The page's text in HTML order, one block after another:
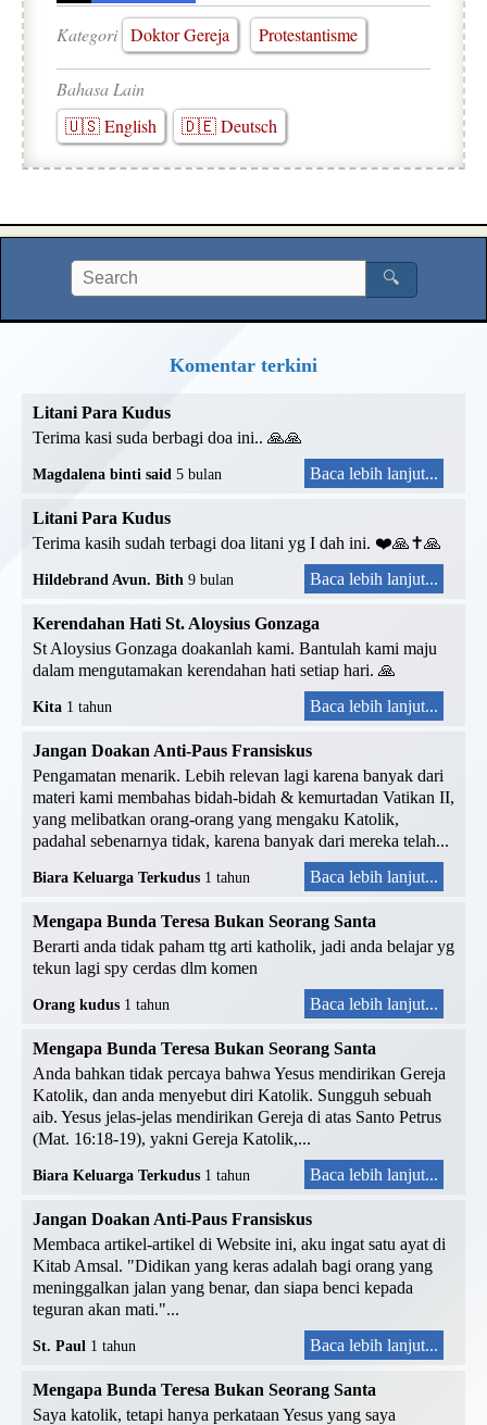
Kategori Doktor Gereja Protestantisme
Bahasa Lain
🇺🇸 English
🇩🇪 Deutsch
🔍
Komentar terkini
Litani Para Kudus
Terima kasi suda berbagi doa ini.. 🙏🙏
Magdalena binti said 5 bulan Baca lebih lanjut...
Litani Para Kudus
Terima kasih sudah terbagi doa litani yg I dah ini. ❤️🙏✝️🙏
Hildebrand Avun. Bith 9 bulan Baca lebih lanjut...
Kerendahan Hati St. Aloysius Gonzaga
St Aloysius Gonzaga doakanlah kami. Bantulah kami maju
dalam mengutamakan kerendahan hati setiap hari. 🙏
Kita 1 tahun Baca lebih lanjut...
Jangan Doakan Anti-Paus Fransiskus
Pengamatan menarik. Lebih relevan lagi karena banyak dari
materi kami membahas bidah-bidah & kemurtadan Vatikan II,
yang melibatkan orang-orang yang mengaku Katolik,
padahal sebenarnya tidak, karena banyak dari mereka telah...
Biara Keluarga Terkudus 1 tahun Baca lebih lanjut...
Mengapa Bunda Teresa Bukan Seorang Santa
Berarti anda tidak paham ttg arti katholik, jadi anda belajar yg
tekun lagi spy cerdas dlm komen
Orang kudus 1 tahun Baca lebih lanjut...
Mengapa Bunda Teresa Bukan Seorang Santa
Anda bahkan tidak percaya bahwa Yesus mendirikan Gereja
Katolik, dan anda menyebut diri Katolik. Sungguh sebuah
aib. Yesus jelas-jelas mendirikan Gereja di atas Santo Petrus
(Mat. 16:18-19), yakni Gereja Katolik,...
Biara Keluarga Terkudus 1 tahun Baca lebih lanjut...
Jangan Doakan Anti-Paus Fransiskus
Membaca artikel-artikel di Website ini, aku ingat satu ayat di
Kitab Amsal. "Didikan yang keras adalah bagi orang yang
meninggalkan jalan yang benar, dan siapa benci kepada
teguran akan mati."...
St. Paul 1 tahun Baca lebih lanjut...
Mengapa Bunda Teresa Bukan Seorang Santa
Saya katolik, tetapi hanya perkataan Yesus yang saya